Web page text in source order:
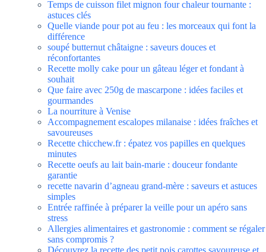
Temps de cuisson filet mignon four chaleur tournante :
astuces clés
Quelle viande pour pot au feu : les morceaux qui font la
différence
soupé butternut châtaigne : saveurs douces et
réconfortantes
Recette molly cake pour un gâteau léger et fondant à
souhait
Que faire avec 250g de mascarpone : idées faciles et
gourmandes
La nourriture à Venise
Accompagnement escalopes milanaise : idées fraîches et
savoureuses
Recette chicchew.fr : épatez vos papilles en quelques
minutes
Recette oeufs au lait bain-marie : douceur fondante
garantie
recette navarin d’agneau grand-mère : saveurs et astuces
simples
Entrée raffinée à préparer la veille pour un apéro sans
stress
Allergies alimentaires et gastronomie : comment se régaler
sans compromis ?
Découvrez la recette des petit pois carottes savoureuse et